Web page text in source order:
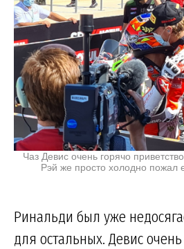
Чаз Девис очень горячо
Рэй же просто холодно пожал
Ринальди был уже
для остальных. Девис